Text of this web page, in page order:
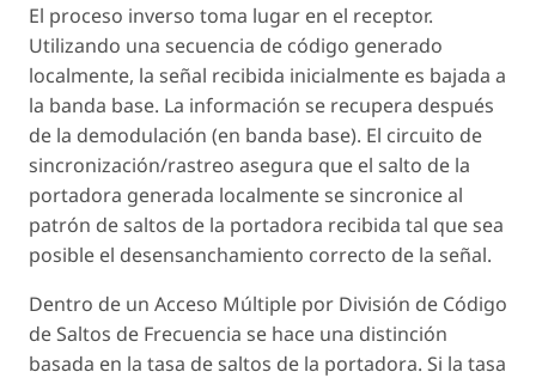
El proceso inverso toma lugar en el receptor.
Utilizando una secuencia de código generado
localmente, la señal recibida inicialmente es bajada a
la banda base. La información se recupera después
de la demodulación (en banda base). El circuito de
sincronización/rastreo asegura que el salto de la
portadora generada localmente se sincronice al
patrón de saltos de la portadora recibida tal que sea
posible el desensanchamiento correcto de la señal.
Dentro de un Acceso Múltiple por División de Código
de Saltos de Frecuencia se hace una distinción
basada en la tasa de saltos de la portadora. Si la tasa